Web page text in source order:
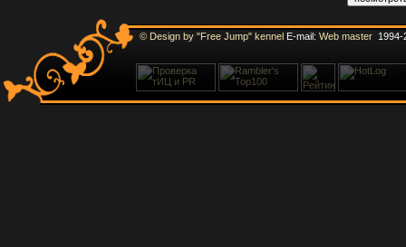
© Design by "Free Jump" kennelE-mail: Web master